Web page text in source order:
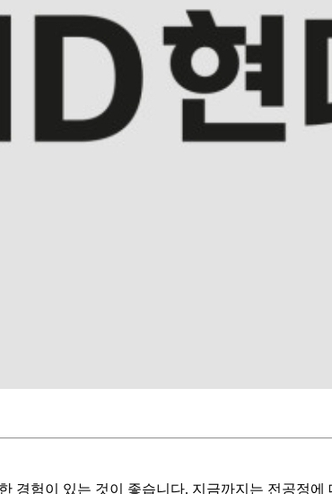
경험이 있는 것이 좋습니다. 지금까지는 전공정